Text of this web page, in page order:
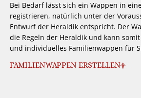
Bei Bedarf lässt sich ein Wappen in
registrieren, natürlich unter der
Entwurf der Heraldik entspricht. Der
die Regeln der Heraldik und kann
und individuelles Familienwappen für
FAMILIENWAPPEN ERSTELLEN